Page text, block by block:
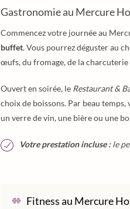
Gastronomie au Mercure
Commencez votre journée au
buffet. Vous pourrez déguster au
œufs, du fromage, de la charcuterie
Ouvert en soirée, le Restaurant &
choix de boissons. Par beau
un verre de vin, une bière ou une
Votre prestation incluse :le
Fitness au Mercure